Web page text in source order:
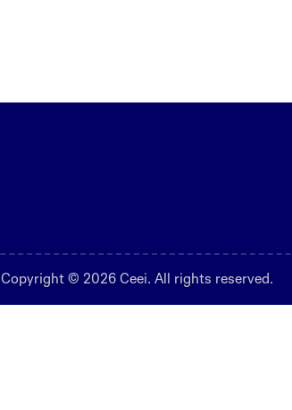
Copyright © 2026 Ceei. All rights reserved.